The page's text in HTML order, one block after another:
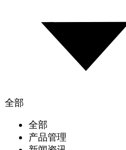
全部
全部
产品管理